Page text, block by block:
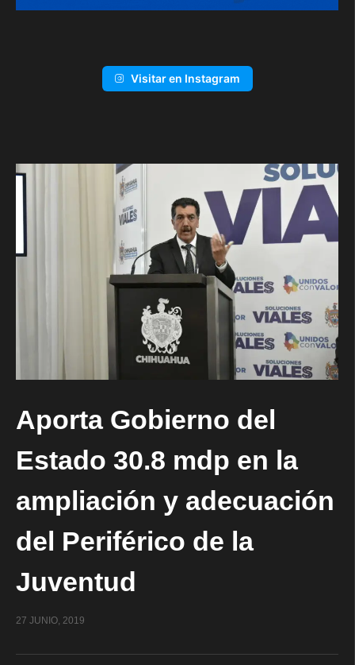
Visitar en Instagram
Aporta Gobierno del
Estado 30.8 mdp en la
ampliación y adecuación
del Periférico de la
Juventud
27 JUNIO, 2019